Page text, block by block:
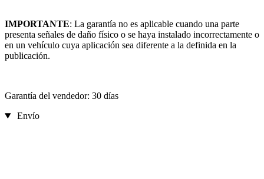
IMPORTANTE: La garantía no es aplicable cuando una parte
presenta señales de daño físico o se haya instalado incorrectamente o
en un vehículo cuya aplicación sea diferente a la definida en la
publicación.
Garantía del vendedor: 30 días
Envío